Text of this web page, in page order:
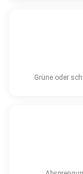
Grüne oder